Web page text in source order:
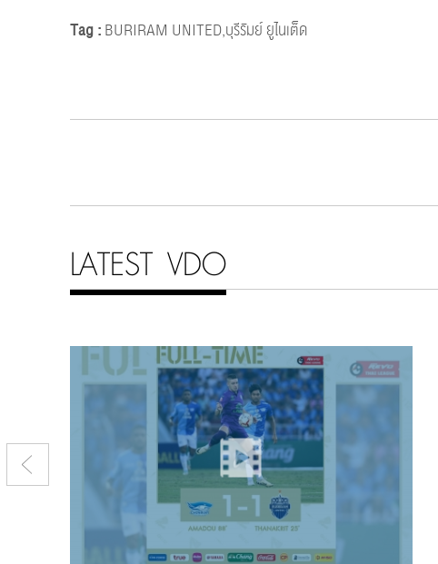
Tag :BURIRAM UNITED,บุรีรัมย์ ยูไนเต็ด
LATEST VDO